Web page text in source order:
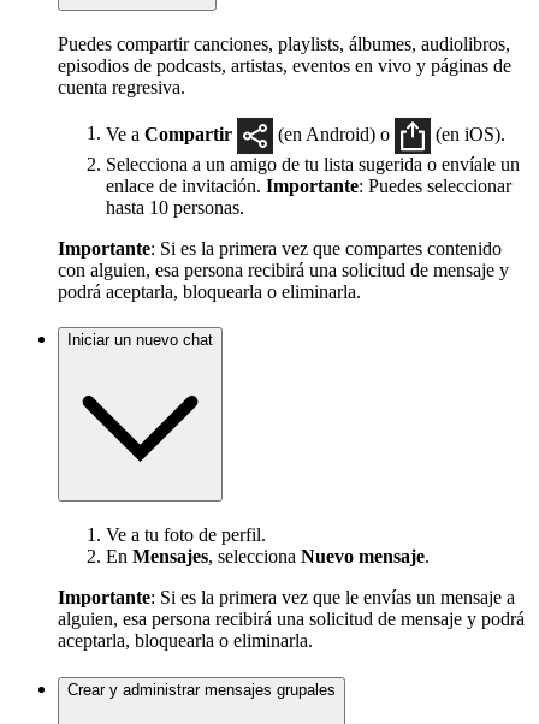
Puedes compartir canciones, playlists, álbumes, audiolibros,
episodios de podcasts, artistas, eventos en vivo y páginas de
cuenta regresiva.
Ve a Compartir (en Android) o
(en iOS).
Selecciona a un amigo de tu lista sugerida o envíale un
enlace de invitación. Importante: Puedes seleccionar
hasta 10 personas.
Importante: Si es la primera vez que compartes contenido
con alguien, esa persona recibirá una solicitud de mensaje y
podrá aceptarla, bloquearla o eliminarla.
Iniciar un nuevo chat
Ve a tu foto de perfil.
En Mensajes, selecciona Nuevo mensaje.
Importante: Si es la primera vez que le envías un mensaje a
alguien, esa persona recibirá una solicitud de mensaje y podrá
aceptarla, bloquearla o eliminarla.
Crear y administrar mensajes grupales